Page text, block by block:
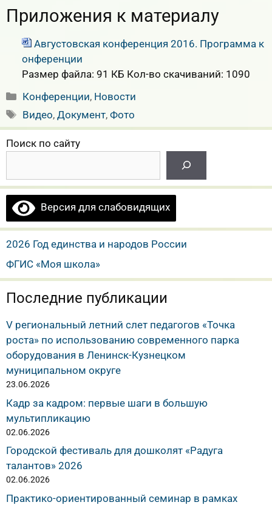
Приложения к материалу
Августовская конференция 2016. Программа к
онференции
Размер файла: 91 КБ Кол-во скачиваний: 1090
Рубрики
Конференции, Новости
Метки
Видео,Документ,Фото
Поиск по сайту
Версия для слабовидящих
2026 Год единства и народов России
ФГИС «Моя школа»
Последние публикации
V региональный летний слет педагогов «Точка
роста» по использованию современного парка
оборудования в Ленинск-Кузнецком
муниципальном округе
23.06.2026
Кадр за кадром: первые шаги в большую
мультипликацию
02.06.2026
Городской фестиваль для дошколят «Радуга
талантов» 2026
02.06.2026
Практико-ориентированный семинар в рамках